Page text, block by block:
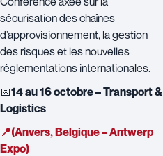
sécurisation des chaînes
d’approvisionnement, la gestion
des risques et les nouvelles
réglementations internationales.
📅14 au 16 octobre – Transport &
Logistics
📍(Anvers, Belgique – Antwerp
Expo)